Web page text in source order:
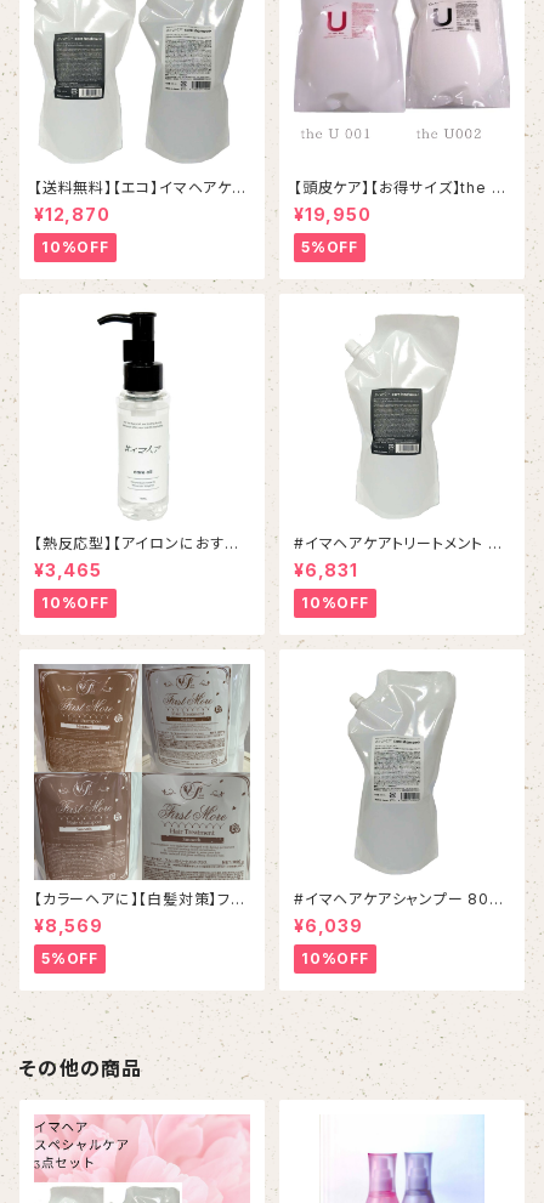
【送料無料】【エコ】イマヘアケア
シャンプートリートメントset
¥12,870
10%OFF
【頭皮ケア】【お得サイズ】the U
001シャンプー＆002しっとりト
リートメント 詰め替えセット
¥19,950
5%OFF
【熱反応型】【アイロンにおすす
め】イマヘアケアオイル
¥3,465
10%OFF
#イマヘアケアトリートメント 80
0g リフィル
¥6,831
10%OFF
【カラーヘアに】【白髪対策】ファ
ーストモアシャンプー＆トリート
メントSET
¥8,569
5%OFF
#イマヘアケアシャンプー 800
mL リフィル
¥6,039
10%OFF
その他の商品